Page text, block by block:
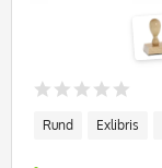
Rund Exlibris